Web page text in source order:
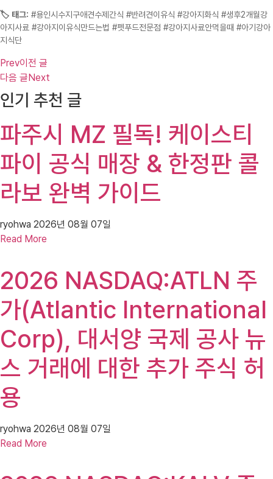
🏷️ 태그: #용인시수지구애견수제간식 #반려견이유식 #강아지화식 #생후2개월강
아지사료 #강아지이유식만드는법 #펫푸드전문점 #강아지사료안먹을때 #아기강아
지식단
Prev이전 글
다음 글Next
인기 추천 글
파주시 MZ 필독! 케이스티
파이 공식 매장 & 한정판 콜
라보 완벽 가이드
ryohwa 2026년 08월 07일
Read More
2026 NASDAQ:ATLN 주
가(Atlantic International
Corp), 대서양 국제 공사 뉴
스 거래에 대한 추가 주식 허
용
ryohwa 2026년 08월 07일
Read More